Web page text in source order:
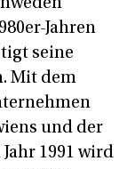
Jahren
seine
Mit dem
und der
1991 wird